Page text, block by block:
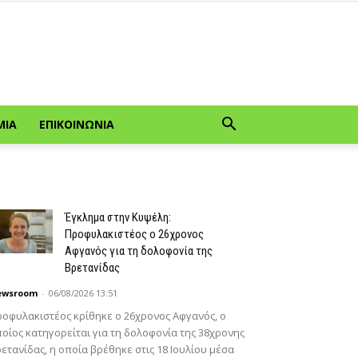
ΕΠΙΚΟΙΝΩΝΊΑ
Έγκλημα στην Κυψέλη:
Προφυλακιστέος ο 26χρονος
Αφγανός για τη δολοφονία της
Βρετανίδας
- 06/08/2026 13:51
κρίθηκε ο 26χρονος Αφγανός, ο
κατηγορείται για τη δολοφονία της 38χρονης
η οποία βρέθηκε στις 18 Ιουλίου μέσα